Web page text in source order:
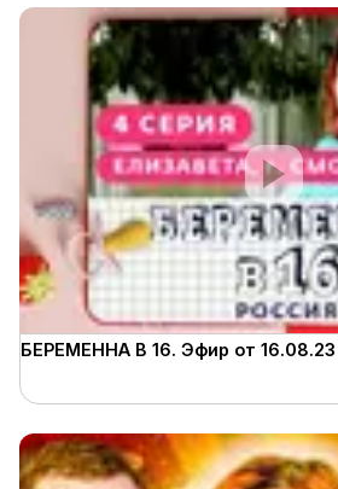
БЕРЕМЕННА В 16. Эфир от 16.08.23